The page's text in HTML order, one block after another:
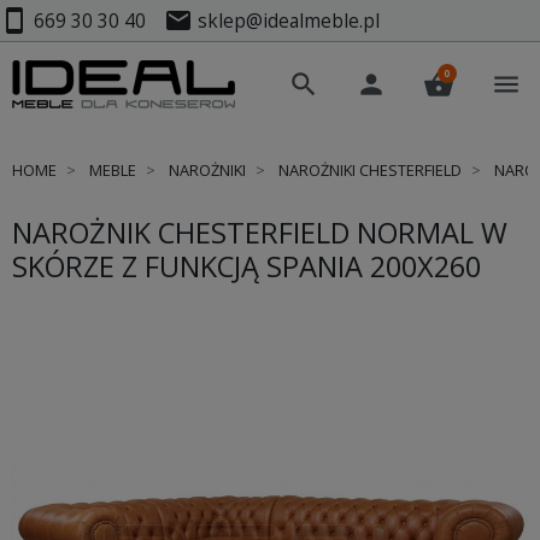
smartphone 669 30 30 40 mail sklep@idealmeble.pl
search person shopping_basket
0 menu
HOME MEBLE NAROŻNIKI NAROŻNIKI CHESTERFIELD
NAROŻNIK CHESTERFIELD NORMAL W
SKÓRZE Z FUNKCJĄ SPANIA 200X260